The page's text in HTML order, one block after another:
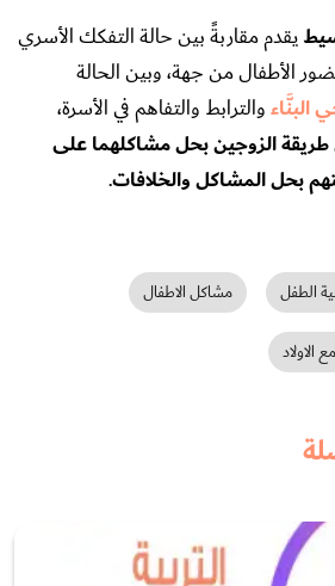
يقدم مقاربةً بين حالة التفكك الأسري
الأطفال من جهة، وبين الحالة
البنَّاءوالترابط والتفاهم في الأسرة،
الزوجين بحل مشاكلهما على
بحل المشاكل والخلافات.
الطفل مشاكل الاطفال
الاولاد